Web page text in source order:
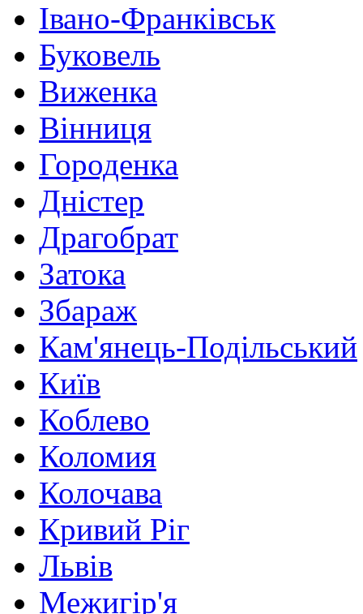
Івано-Франківськ
Буковель
Виженка
Вінниця
Городенка
Дністер
Драгобрат
Затока
Збараж
Кам'янець-Подільський
Київ
Коблево
Коломия
Колочава
Кривий Ріг
Львів
Межигір'я